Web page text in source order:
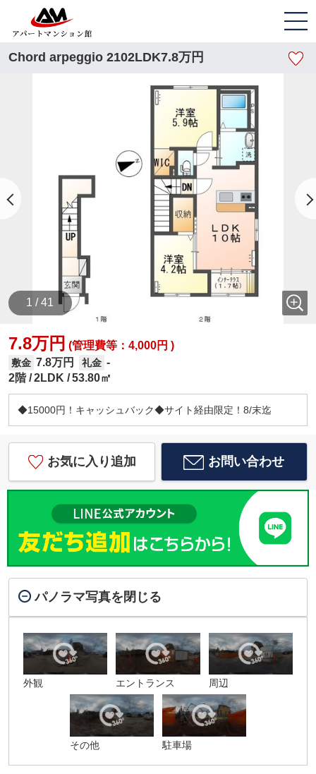
Chord arpeggio 2102LDK7.8万円
1 / 41
7.8万円 (管理費等：4,000円 )
敷金 7.8万円 礼金 -
2階 2LDK 53.80㎡
◆15000円！キャッシュバック◆サイト経由限定！8/末迄
お気に入り追加 お問い合わせ
パノラマ写真を閉じる
外観 エントランス 周辺
その他 駐車場